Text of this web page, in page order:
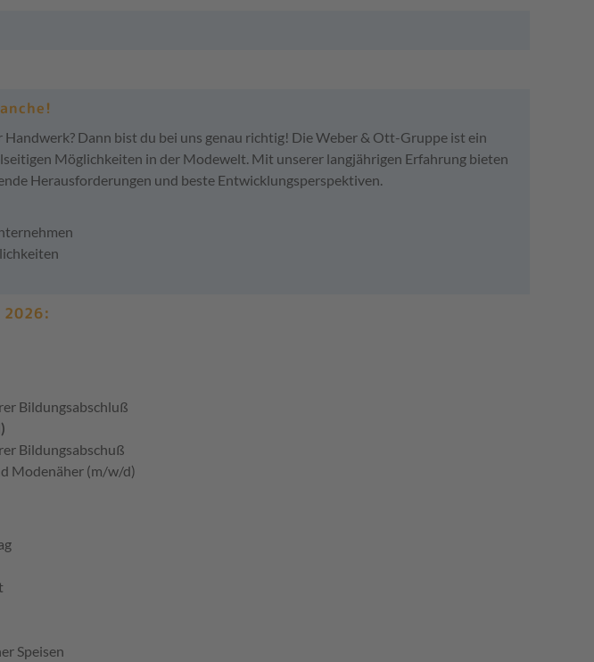
Dann bist du bei uns genau richtig! Die Weber & Ott-Gruppe ist ein
Möglichkeiten in der Modewelt. Mit unserer langjährigen Erfahrung bieten
Herausforderungen und beste Entwicklungsperspektiven.
2026:
Bildungsabschluß
Bildungsabschuß
Modenäher (m/w/d)
Speisen